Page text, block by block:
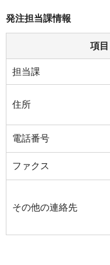
発注担当課情報
項目
担当課
住所
電話番号
ファクス
その他の連絡先